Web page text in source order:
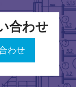
合わせ
わせ